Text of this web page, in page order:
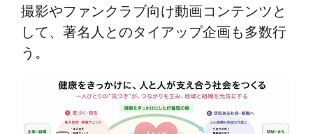
撮影やファンクラブ向け動画コンテンツと
して、著名人とのタイアップ企画も多数行
う。